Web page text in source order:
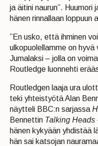
ja äitini naurun”.
hänen rinnallaan loppuun
”En usko, että ihminen
ulkopuolellamme on
Jumalaksi – jolla on
Routledge luonnehti
Routledgen laaja ura
teki yhteistyötä Alan
näytteli BBC:n sarjassa
Bennettin Talking Heads
hänen kykyään yhdistää
hän sai katsojan